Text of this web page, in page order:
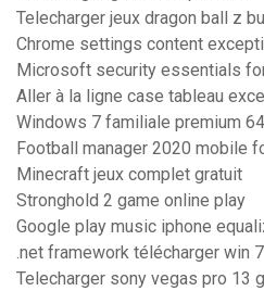
Telecharger jeux dragon ball z
Chrome settings content
Microsoft security essentials
Aller à la ligne case tableau excel
Windows 7 familiale premium
Football manager 2020 mobile
Minecraft jeux complet gratuit
Stronghold 2 game online play
Google play music iphone
.net framework télécharger win
Telecharger sony vegas pro 13